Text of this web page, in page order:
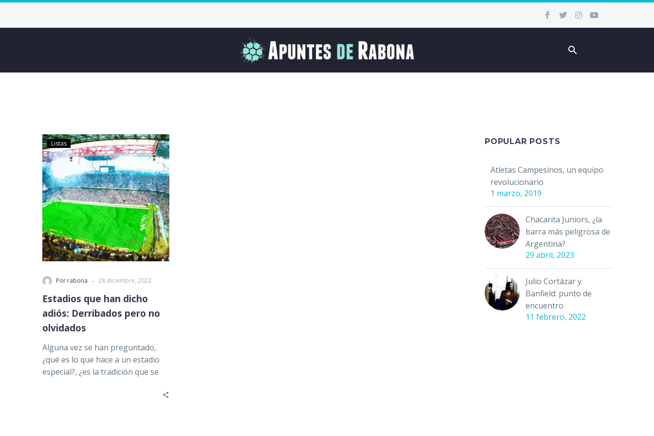
Listas
Por rabona - 28 diciembre, 2022
Estadios que han dicho
adiós: Derribados pero no
olvidados
Alguna vez se han preguntado,
¿qué es lo que hace a un estadio
especial?, ¿es la tradición que se
POPULAR POSTS
Atletas Campesinos, un equipo
revolucionario
1 marzo, 2019
Chacarita Juniors, ¿la
barra más peligrosa de
Argentina?
29 abril, 2023
Julio Cortázar y
Banfield: punto de
encuentro
11 febrero, 2022